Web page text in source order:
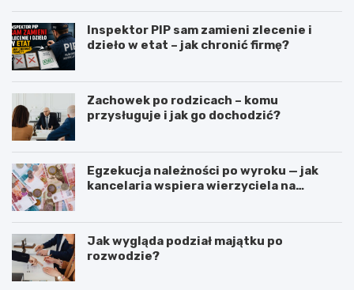
Inspektor PIP sam zamieni zlecenie i
dzieło w etat – jak chronić firmę?
Zachowek po rodzicach – komu
przysługuje i jak go dochodzić?
Egzekucja należności po wyroku — jak
kancelaria wspiera wierzyciela na
Jak wygląda podział majątku po
rozwodzie?